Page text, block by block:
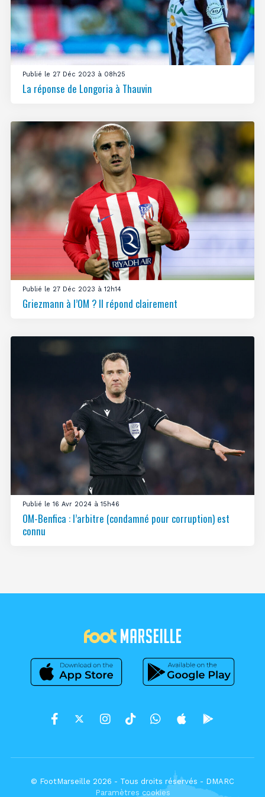
Publié le 27 Déc 2023 à 08h25
La réponse de Longoria à Thauvin
Publié le 27 Déc 2023 à 12h14
Griezmann à l’OM ? Il répond clairement
Publié le 16 Avr 2024 à 15h46
OM-Benfica : l’arbitre (condamné pour corruption) est
connu
© FootMarseille 2026 - Tous droits réservés - DMARC
Paramètres cookies